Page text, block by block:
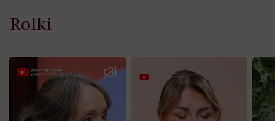
Rolki